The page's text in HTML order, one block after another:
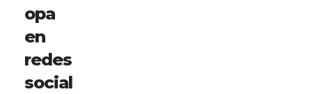
opa
en
redes
social